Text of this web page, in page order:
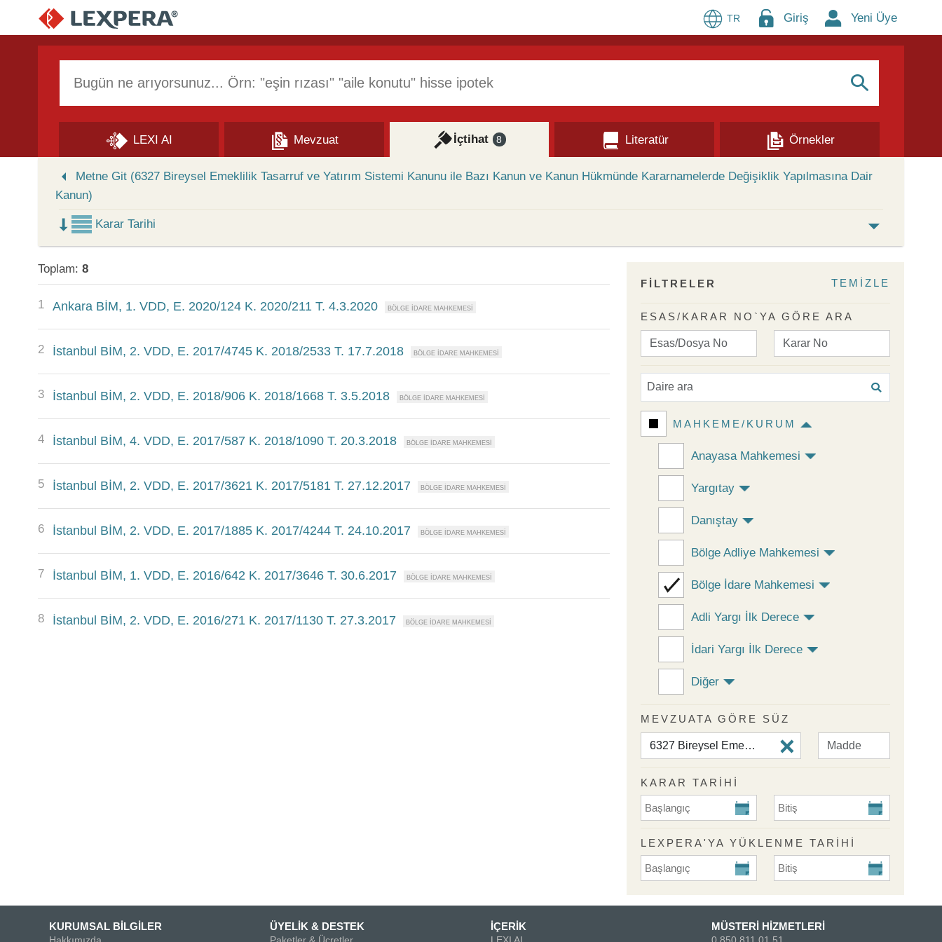
TR Giriş Yeni Üye
S
LEXI AI Mevzuat İçtihat 8 Literatür
Örnekler
Metne Git (6327 Bireysel Emeklilik Tasarruf ve Yatırım Sistemi Kanunu ile Bazı Kanun ve Kanun Hükmünde Kararnamelerde Değişiklik Yapılmasına Dair
Kanun)
Karar Tarihi
Toplam: 8
1 Ankara BİM, 1. VDD, E. 2020/124 K. 2020/211 T. 4.3.2020
2 İstanbul BİM, 2. VDD, E. 2017/4745 K. 2018/2533 T. 17.7.2018
3 İstanbul BİM, 2. VDD, E. 2018/906 K. 2018/1668 T. 3.5.2018
4 İstanbul BİM, 4. VDD, E. 2017/587 K. 2018/1090 T. 20.3.2018
5 İstanbul BİM, 2. VDD, E. 2017/3621 K. 2017/5181 T. 27.12.2017
6 İstanbul BİM, 2. VDD, E. 2017/1885 K. 2017/4244 T. 24.10.2017
7 İstanbul BİM, 1. VDD, E. 2016/642 K. 2017/3646 T. 30.6.2017
8 İstanbul BİM, 2. VDD, E. 2016/271 K. 2017/1130 T. 27.3.2017
FİLTRELER TEMİZLE
ESAS/KARAR NO`YA GÖRE ARA
MAHKEME/KURUM
Anayasa Mahkemesi
Yargıtay
Danıştay
Bölge Adliye Mahkemesi
Bölge İdare Mahkemesi
Adli Yargı İlk Derece
İdari Yargı İlk Derece
Diğer
MEVZUATA GÖRE SÜZ
KARAR TARİHİ
KARAR TARİHİ Başlangıç KARAR TARİHİ Bitiş
LEXPERA'YA YÜKLENME TARIHI
Lexpera'ya Yüklenme Tarihi BaşlangıçLexpera'ya Yüklenme Tarihi
KURUMSAL BİLGİLER ÜYELİK & DESTEK İÇERİK MÜSTERİ HİZMETLERİ